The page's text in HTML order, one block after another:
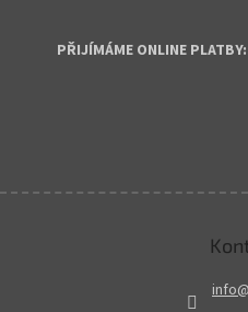
PŘIJÍMÁME ONLINE PLATBY:
info